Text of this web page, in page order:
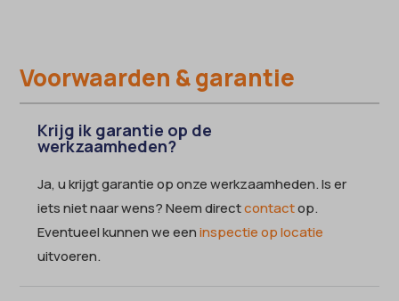
Voorwaarden & garantie
Krijg ik garantie op de
werkzaamheden?
Ja, u krijgt garantie op onze werkzaamheden. Is er
iets niet naar wens? Neem directcontactop.
Eventueel kunnen we eeninspectie op locatie
uitvoeren.